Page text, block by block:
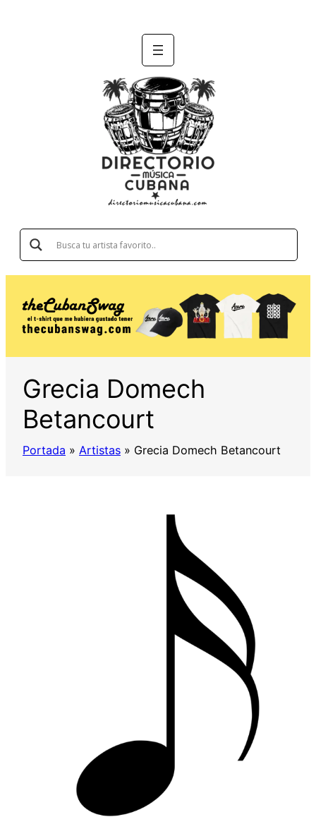
Grecia Domech
Betancourt
Portada » Artistas » Grecia Domech Betancourt